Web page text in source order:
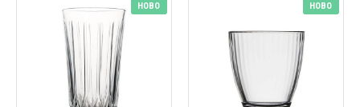
НОВО НОВО